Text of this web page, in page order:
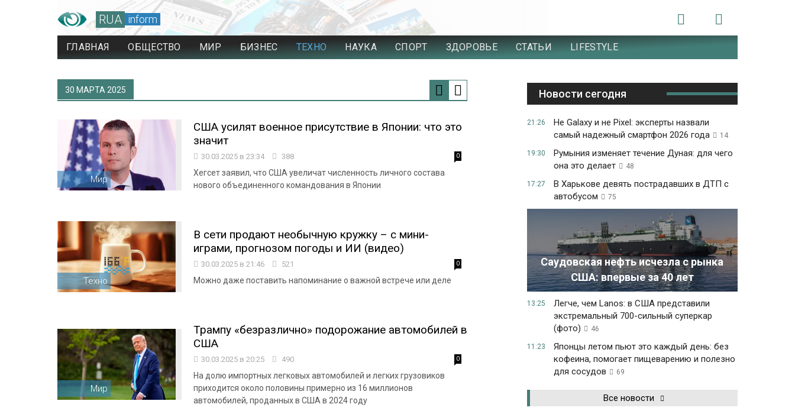
RUA inform
ГЛАВНАЯ ОБЩЕСТВО МИР БИЗНЕС ТЕХНО НАУКА СПОРТ ЗДОРОВЬЕ СТАТЬИ LIFESTYLE
30 МАРТА 2025
Мир
США усилят военное присутствие в Японии: что это
значит
30.03.2025 в 23:34 388 0
Хегсет заявил, что США увеличат численность личного состава
нового объединенного командования в Японии
Техно
В сети продают необычную кружку – с мини-
играми, прогнозом погоды и ИИ (видео)
30.03.2025 в 21:46 521 0
Можно даже поставить напоминание о важной встрече или деле
Мир
Трампу «безразлично» подорожание автомобилей в
США
30.03.2025 в 20:25 490 0
На долю импортных легковых автомобилей и легких грузовиков
приходится около половины примерно из 16 миллионов
автомобилей, проданных в США в 2024 году
Новости сегодня
21:26
Не Galaxy и не Pixel: эксперты назвали
самый надежный смартфон 2026 года
14
19:30
Румыния изменяет течение Дуная: для чего
она это делает
48
17:27
В Харькове девять пострадавших в ДТП с
автобусом
75
Саудовская нефть исчезла с рынка
США: впервые за 40 лет
13:25
Легче, чем Lanos: в США представили
экстремальный 700-сильный суперкар
(фото)
46
11:23
Японцы летом пьют это каждый день: без
кофеина, помогает пищеварению и полезно
для сосудов
69
Все новости